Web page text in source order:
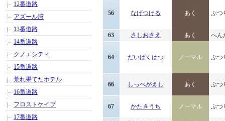
56 なげつける あく ぶつ
63 さしおさえ あく へん
64 だいばくはつ ノーマル ぶつ
66 しっぺがえし あく ぶつ
67 かたきうち ノーマル ぶつ
12番道路
アズール湾
13番道路
14番道路
クノエシティ
15番道路
荒れ果てたホテル
16番道路
フロストケイブ
17番道路